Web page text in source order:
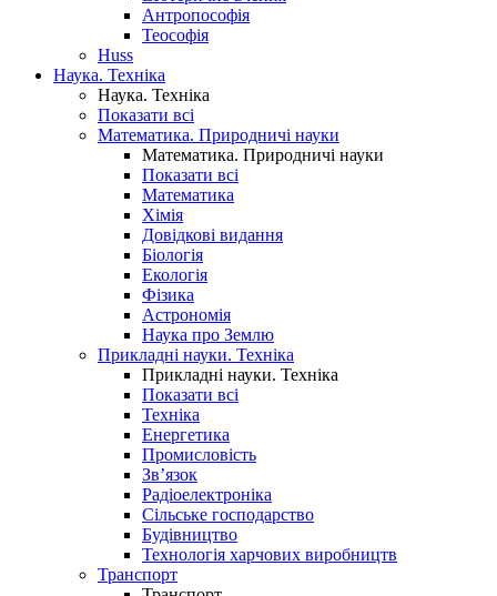
Антропософія
Теософія
Huss
Наука. Техніка
Наука. Техніка
Показати всі
Математика. Природничі науки
Математика. Природничі науки
Показати всі
Математика
Хімія
Довідкові видання
Біологія
Екологія
Фізика
Астрономія
Наука про Землю
Прикладні науки. Техніка
Прикладні науки. Техніка
Показати всі
Техніка
Енергетика
Промисловість
Зв’язок
Радіоелектроніка
Сільське господарство
Будівництво
Технологія харчових виробництв
Транспорт